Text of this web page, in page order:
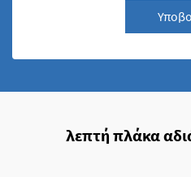
λεπτή πλάκα